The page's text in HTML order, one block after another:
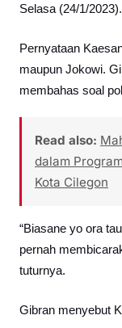
Selasa (24/1/2023).
Pernyataan
maupun Jokowi.
membahas soal
Read also:
dalam
Kota Cilegon
“Biasane yo ora
pernah
tuturnya.
Gibran menyebut